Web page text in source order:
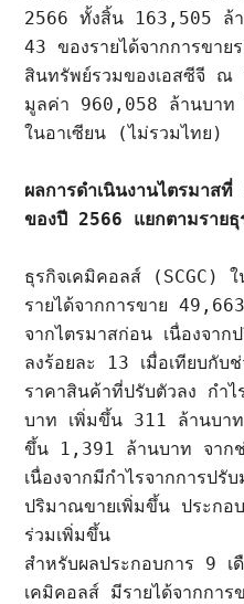
2566 ทั้งสิ้น 163,505 ล้า
43 ของรายได้จากการขา
สินทรัพย์รวมของเอสซีจี
มูลค่า 960,058 ล้านบาท
ในอาเซียน (ไม่รวมไทย)
ผลการดำเนินงานไตรมา
ธุรกิจเคมิคอลส์ (SCGC)
รายได้จากการขาย
จากไตรมาสก่อน เนื่องจา
ลงร้อยละ 13 เมื่อเทียบกับ
ราคาสินค้าที่ปรับตัวลง กำ
บาท เพิ่มขึ้น 311 ล้านบา
ขึ้น 1,391 ล้านบาท จากช่
เนื่องจากมีกำไรจากการปรั
ปริมาณขายเพิ่มขึ้น ประกอ
ร่วมเพิ่มขึ้น
สำหรับผลประกอบการ 9
เคมิคอลส์ มีรายได้จากก